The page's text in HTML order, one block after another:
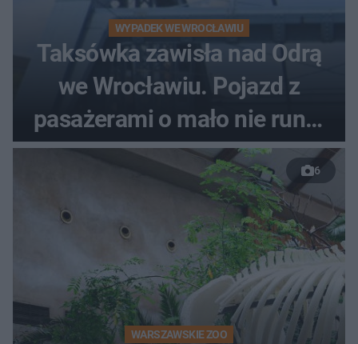
WYPADEK WE WROCŁAWIU
Taksówka zawisła nad Odrą
we Wrocławiu. Pojazd z
pasażerami o mało nie runął
do rzeki
6
WARSZAWSKIE ZOO